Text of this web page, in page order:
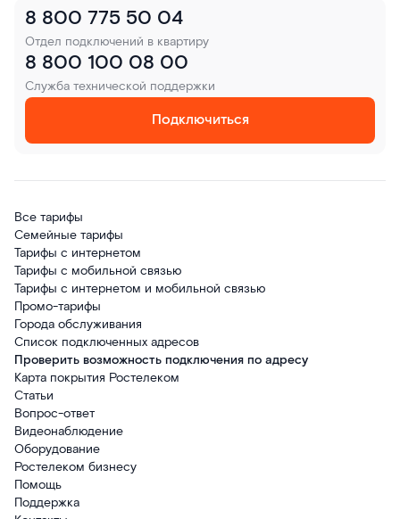
8 800 775 50 04
Отдел подключений в квартиру
8 800 100 08 00
Служба технической поддержки
Подключиться
Все тарифы
Семейные тарифы
Тарифы с интернетом
Тарифы с мобильной связью
Тарифы с интернетом и мобильной связью
Промо-тарифы
Города обслуживания
Список подключенных адресов
Проверить возможность подключения по адресу
Карта покрытия Ростелеком
Статьи
Вопрос-ответ
Видеонаблюдение
Оборудование
Ростелеком бизнесу
Помощь
Поддержка